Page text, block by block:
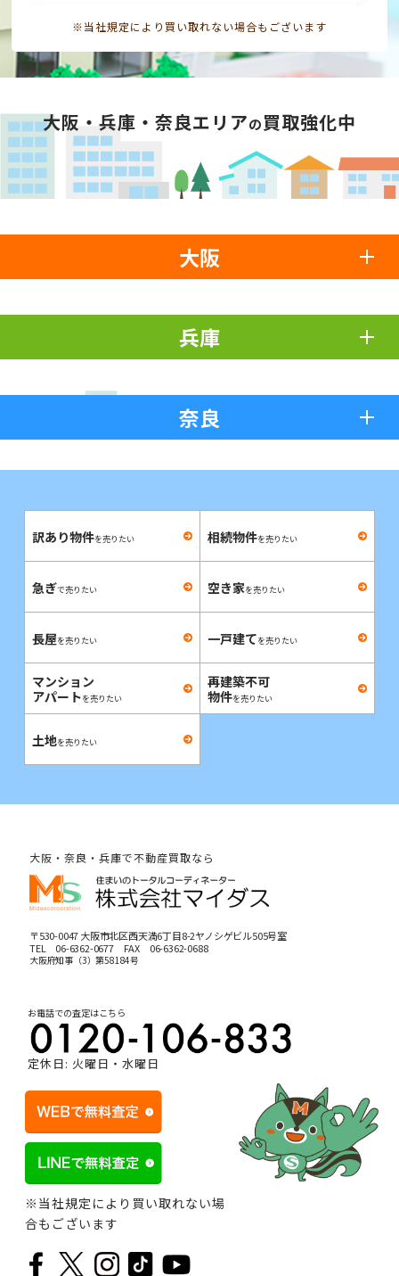
※当社規定により買い取れない場合もございます
大阪・兵庫・奈良エリアの買取強化中
大阪
兵庫
奈良
訳あり物件を売りたい 相続物件を売りたい
急ぎで売りたい 空き家を売りたい
長屋を売りたい 一戸建てを売りたい
マンション
アパートを売りたい
再建築不可
物件を売りたい
土地を売りたい
大阪・奈良・兵庫で不動産買取なら
〒530-0047 大阪市北区西天満6丁目8-2ヤノシゲビル505号室
TEL 06-6362-0677FAX 06-6362-0688
大阪府知事（3）第58184号
お電話での査定はこちら
定休日: 火曜日・水曜日
※当社規定により買い取れない場
合もございます